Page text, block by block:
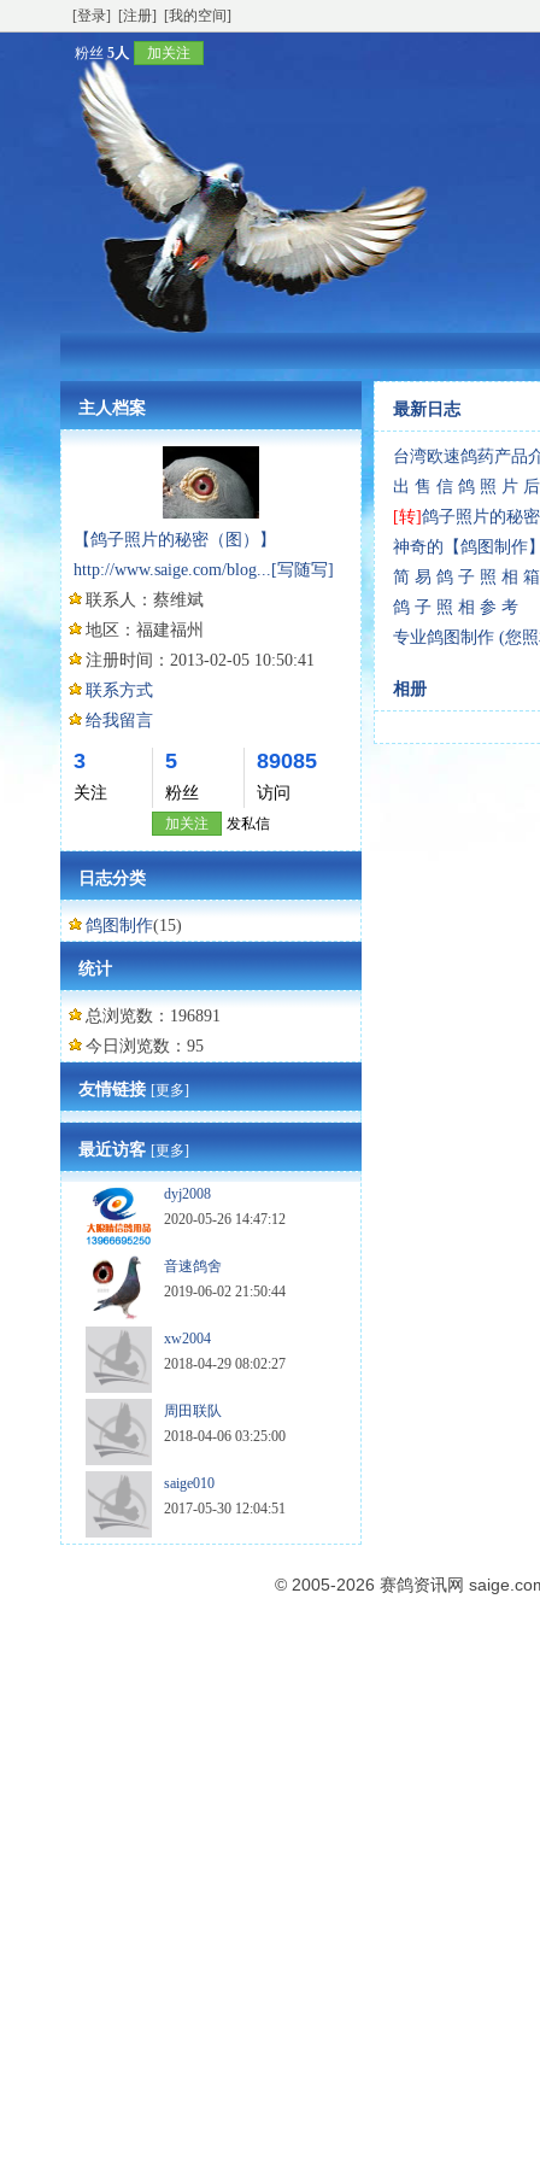
[登录] [注册] [我的空间]
粉丝 5人 加关注
主人档案
【鸽子照片的秘密（图）】
http://www.saige.com/blog... [写随写]
联系人： 蔡维斌
地区： 福建福州
注册时间： 2013-02-05 10:50:41
联系方式
给我留言
3
关注
5
粉丝
89085
访问
加关注 发私信
日志分类
鸽图制作(15)
统计
总浏览数：196891
今日浏览数：95
友情链接[更多]
最近访客[更多]
dyj2008
2020-05-26 14:47:12
音速鸽舍
2019-06-02 21:50:44
xw2004
2018-04-29 08:02:27
周田联队
2018-04-06 03:25:00
saige010
2017-05-30 12:04:51
最新日志
台湾欧速鸽药产品
出 售 信 鸽 照 片
[转]鸽子照片的秘
神奇的【鸽图制作
简 易 鸽 子 照 相
鸽 子 照 相 参 考
专业鸽图制作 (您
相册
© 2005-2026 赛鸽资讯网